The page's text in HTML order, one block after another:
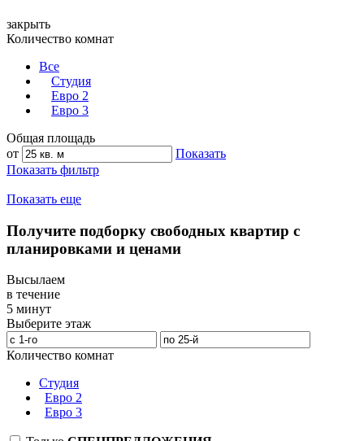
закрыть
Количество комнат
Все
Студия
Евро 2
Евро 3
Общая площадь
от
Показать
Показать фильтр
Показать еще
Получите подборку свободных квартир с
планировками и ценами
Высылаем
в течение
5 минут
Выберите этаж
Количество комнат
Студия
Евро 2
Евро 3